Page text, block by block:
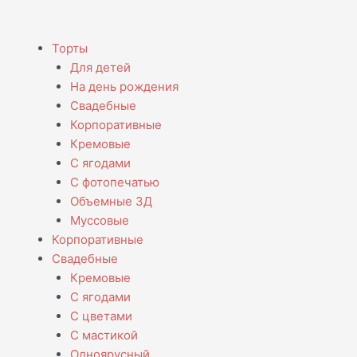
Торты
Для детей
На день рождения
Свадебные
Корпоративные
Кремовые
С ягодами
С фотопечатью
Объемные 3Д
Муссовые
Корпоративные
Свадебные
Кремовые
С ягодами
С цветами
С мастикой
Menu